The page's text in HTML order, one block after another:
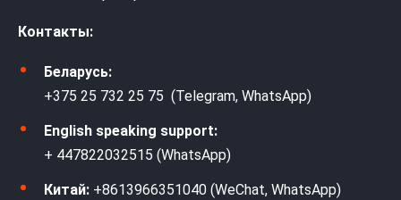
Контакты:
Беларусь:
+375 25 732 25 75 (Telegram, WhatsApp)
English speaking support:
+ 447822032515 (WhatsApp)
Китай: +8613966351040 (WeChat, WhatsApp)